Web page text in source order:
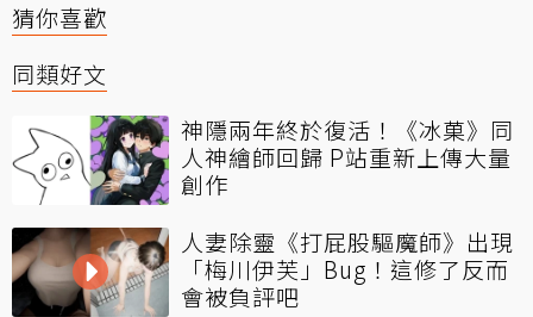
猜你喜歡
同類好文
神隱兩年終於復活！《冰菓》同
人神繪師回歸 P站重新上傳大量
創作
人妻除靈《打屁股驅魔師》出現
「梅川伊芙」Bug！這修了反而
會被負評吧